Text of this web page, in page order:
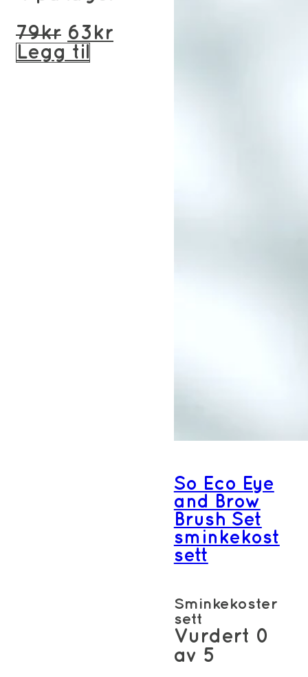
79kr Opprinnelig
pris
63 kr
Legg til
So Eco Eye
and Brow
Brush Set
sminkekost
sett
Sminkekoster
sett
Vurdert 0
av 5